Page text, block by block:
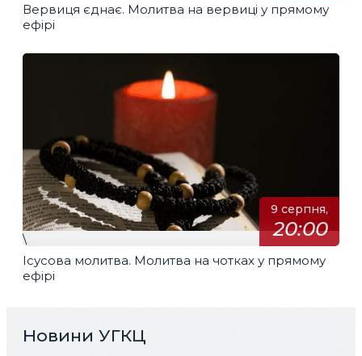
Вервиця єднає. Молитва на вервиці у прямому
ефірі
9 серпня,
20:00
\
Ісусова молитва. Молитва на чотках у прямому
ефірі
Новини УГКЦ